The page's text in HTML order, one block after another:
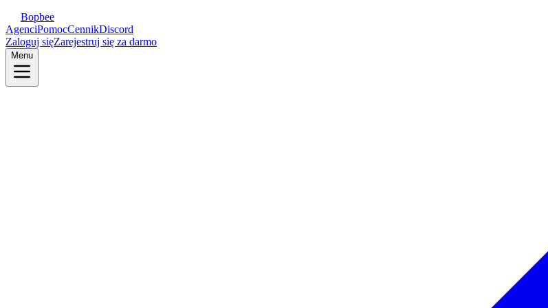
Bopbee
AgenciPomocCennikDiscord
Zaloguj sięZarejestruj się za darmo
Menu